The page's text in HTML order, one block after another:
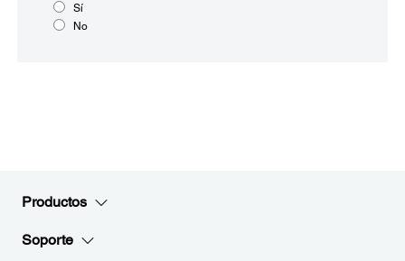
Sí
No
Productos
Soporte